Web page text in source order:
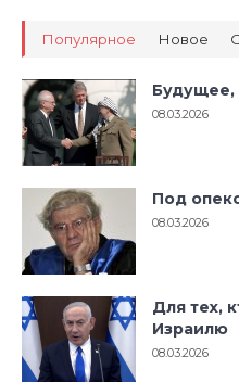
Популярное Новое
Будущее,
08.03.2026
Под
08.03.2026
Для тех,
Израилю
08.03.2026